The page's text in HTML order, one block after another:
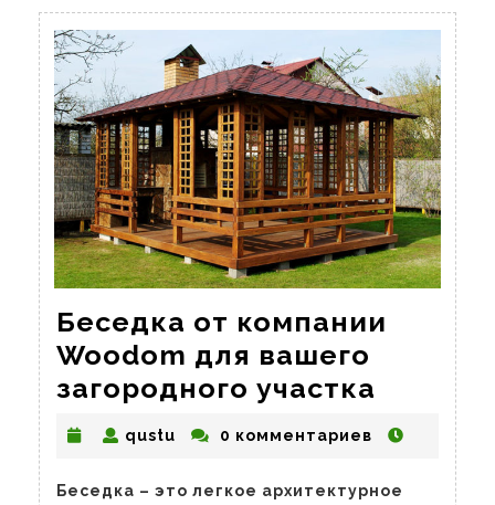
Беседка от компании
Woodom для вашего
загородного участка
от
qustu qustu0 комментариев
Беседка – это легкое архитектурное